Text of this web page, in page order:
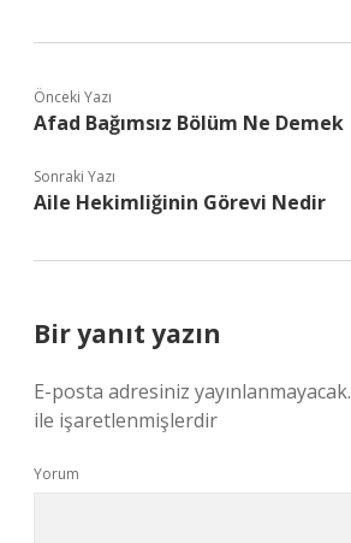
Önceki Yazı
Afad Bağımsız Bölüm Ne Demek
Sonraki Yazı
Aile Hekimliğinin Görevi Nedir
Bir yanıt yazın
E-posta adresiniz yayınlanmayacak.
ile işaretlenmişlerdir
Yorum